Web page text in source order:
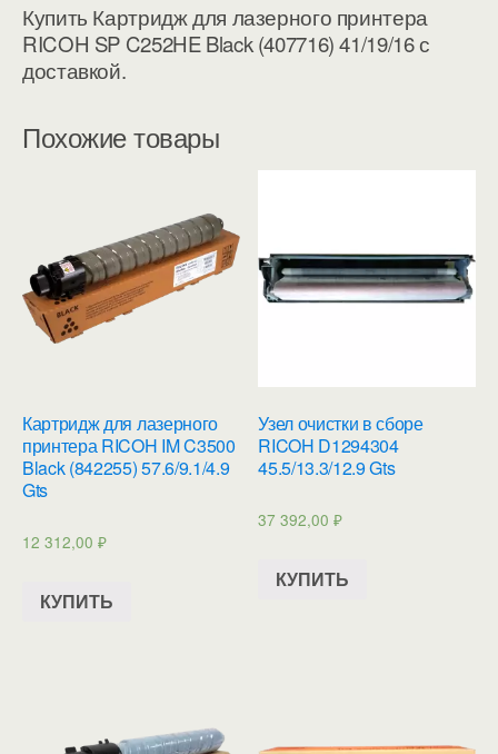
Купить Картридж для лазерного принтера
RICOH SP C252HE Black (407716) 41/19/16 с
доставкой.
Похожие товары
Картридж для лазерного
принтера RICOH IM C3500
Black (842255) 57.6/9.1/4.9
Gts
12 312,00 ₽
КУПИТЬ
Узел очистки в сборе
RICOH D1294304
45.5/13.3/12.9 Gts
37 392,00₽
КУПИТЬ